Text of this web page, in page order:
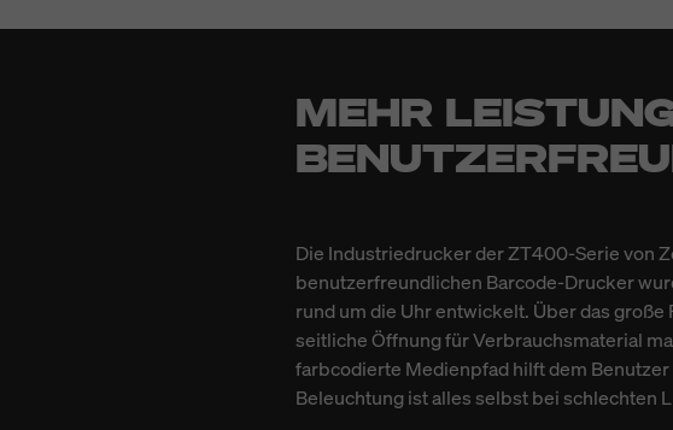
MEHR
Die Industriedrucker der ZT400-Serie von
benutzerfreundlichen Barcode-Drucker
rund um die Uhr entwickelt. Über das
seitliche Öffnung für Verbrauchsmaterial
farbcodierte Medienpfad hilft dem
Beleuchtung ist alles selbst bei schlechten